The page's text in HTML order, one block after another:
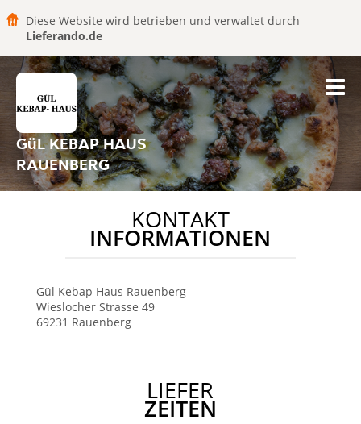
Diese Website wird betrieben und verwaltet durch
Lieferando.de
GüL KEBAP HAUS
RAUENBERG
KONTAKT
INFORMATIONEN
Gül Kebap Haus Rauenberg
Wieslocher Strasse 49
69231 Rauenberg
LIEFER
ZEITEN